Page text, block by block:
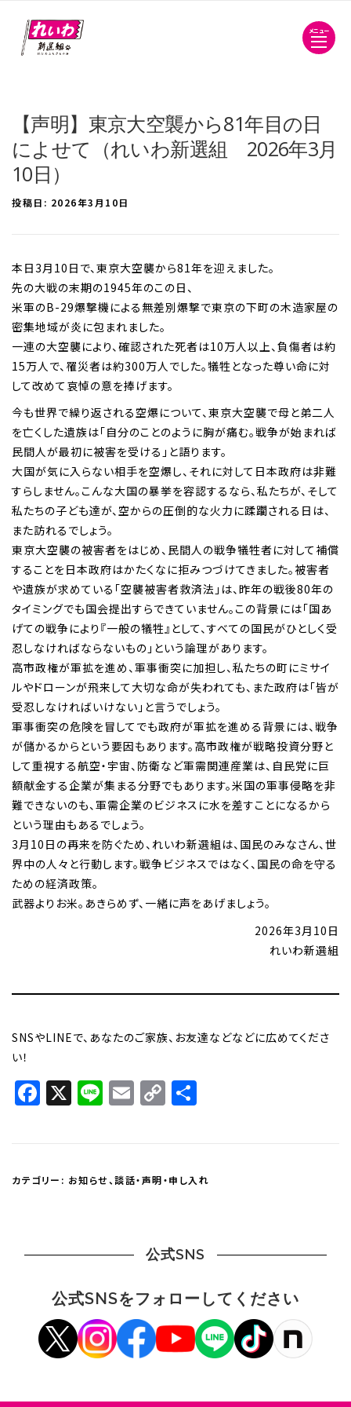
メニュー
【声明】東京大空襲から81年目の日
によせて（れいわ新選組 2026年3月
10日）
投稿日: 2026年3月10日
本日3月10日で、東京大空襲から81年を迎えました。
先の大戦の末期の1945年のこの日、
米軍のB-29爆撃機による無差別爆撃で東京の下町の木造家屋の
密集地域が炎に包まれました。
一連の大空襲により、確認された死者は10万人以上、負傷者は約
15万人で、罹災者は約300万人でした。犠牲となった尊い命に対
して改めて哀悼の意を捧げます。
今も世界で繰り返される空爆について、東京大空襲で母と弟二人
を亡くした遺族は「自分のことのように胸が痛む。戦争が始まれば
民間人が最初に被害を受ける」と語ります。
大国が気に入らない相手を空爆し、それに対して日本政府は非難
すらしません。こんな大国の暴挙を容認するなら、私たちが、そして
私たちの子ども達が、空からの圧倒的な火力に蹂躙される日は、
また訪れるでしょう。
東京大空襲の被害者をはじめ、民間人の戦争犠牲者に対して補償
することを日本政府はかたくなに拒みつづけてきました。被害者
や遺族が求めている「空襲被害者救済法」は、昨年の戦後80年の
タイミングでも国会提出すらできていません。この背景には「国あ
げての戦争により『一般の犠牲』として、すべての国民がひとしく受
忍しなければならないもの」という論理があります。
高市政権が軍拡を進め、軍事衝突に加担し、私たちの町にミサイ
ルやドローンが飛来して大切な命が失われても、また政府は「皆が
受忍しなければいけない」と言うでしょう。
軍事衝突の危険を冒してでも政府が軍拡を進める背景には、戦争
が儲かるからという要因もあります。高市政権が戦略投資分野と
して重視する航空・宇宙、防衛など軍需関連産業は、自民党に巨
額献金する企業が集まる分野でもあります。米国の軍事侵略を非
難できないのも、軍需企業のビジネスに水を差すことになるから
という理由もあるでしょう。
3月10日の再来を防ぐため、れいわ新選組は、国民のみなさん、世
界中の人々と行動します。戦争ビジネスではなく、国民の命を守る
ための経済政策。
武器よりお米。あきらめず、一緒に声をあげましょう。
2026年3月10日
れいわ新選組
SNSやLINEで、あなたのご家族、お友達などなどに広めてくださ
い！
Facebook
X LineEmail
Copy
Link
カテゴリー: お知らせ、談話・声明・申し入れ
公式SNS
公式SNSをフォローしてください